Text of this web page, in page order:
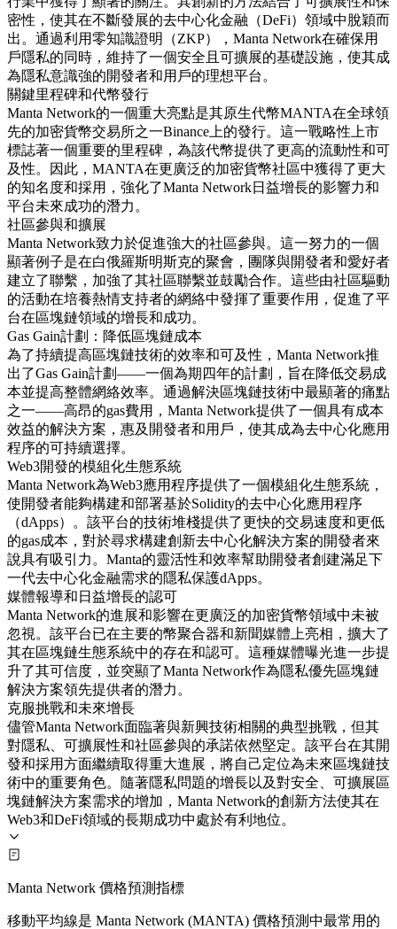
密性，使其在不斷發展的去中心化金融（DeFi）領域中脫穎而
出。通過利用零知識證明（ZKP），Manta Network在確保用
戶隱私的同時，維持了一個安全且可擴展的基礎設施，使其成
為隱私意識強的開發者和用戶的理想平台。
關鍵里程碑和代幣發行
Manta Network的一個重大亮點是其原生代幣MANTA在全球領
先的加密貨幣交易所之一Binance上的發行。這一戰略性上市
標誌著一個重要的里程碑，為該代幣提供了更高的流動性和可
及性。因此，MANTA在更廣泛的加密貨幣社區中獲得了更大
的知名度和採用，強化了Manta Network日益增長的影響力和
平台未來成功的潛力。
社區參與和擴展
Manta Network致力於促進強大的社區參與。這一努力的一個
顯著例子是在白俄羅斯明斯克的聚會，團隊與開發者和愛好者
建立了聯繫，加強了其社區聯繫並鼓勵合作。這些由社區驅動
的活動在培養熱情支持者的網絡中發揮了重要作用，促進了平
台在區塊鏈領域的增長和成功。
Gas Gain計劃：降低區塊鏈成本
為了持續提高區塊鏈技術的效率和可及性，Manta Network推
出了Gas Gain計劃——一個為期四年的計劃，旨在降低交易成
本並提高整體網絡效率。通過解決區塊鏈技術中最顯著的痛點
之一——高昂的gas費用，Manta Network提供了一個具有成本
效益的解決方案，惠及開發者和用戶，使其成為去中心化應用
程序的可持續選擇。
Web3開發的模組化生態系統
Manta Network為Web3應用程序提供了一個模組化生態系統，
使開發者能夠構建和部署基於Solidity的去中心化應用程序
（dApps）。該平台的技術堆棧提供了更快的交易速度和更低
的gas成本，對於尋求構建創新去中心化解決方案的開發者來
說具有吸引力。Manta的靈活性和效率幫助開發者創建滿足下
一代去中心化金融需求的隱私保護dApps。
媒體報導和日益增長的認可
Manta Network的進展和影響在更廣泛的加密貨幣領域中未被
忽視。該平台已在主要的幣聚合器和新聞媒體上亮相，擴大了
其在區塊鏈生態系統中的存在和認可。這種媒體曝光進一步提
升了其可信度，並突顯了Manta Network作為隱私優先區塊鏈
解決方案領先提供者的潛力。
克服挑戰和未來增長
儘管Manta Network面臨著與新興技術相關的典型挑戰，但其
對隱私、可擴展性和社區參與的承諾依然堅定。該平台在其開
發和採用方面繼續取得重大進展，將自己定位為未來區塊鏈技
術中的重要角色。隨著隱私問題的增長以及對安全、可擴展區
塊鏈解決方案需求的增加，Manta Network的創新方法使其在
Web3和DeFi領域的長期成功中處於有利地位。
Manta Network 價格預測指標
移動平均線是 Manta Network (MANTA) 價格預測中最常用的